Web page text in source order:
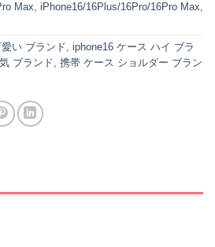
Max, iPhone16/16Plus/16Pro/16Pro Max,
い ブランド, iphone16 ケース ハイ ブラ
ブランド, 携帯 ケース ショルダー ブラン